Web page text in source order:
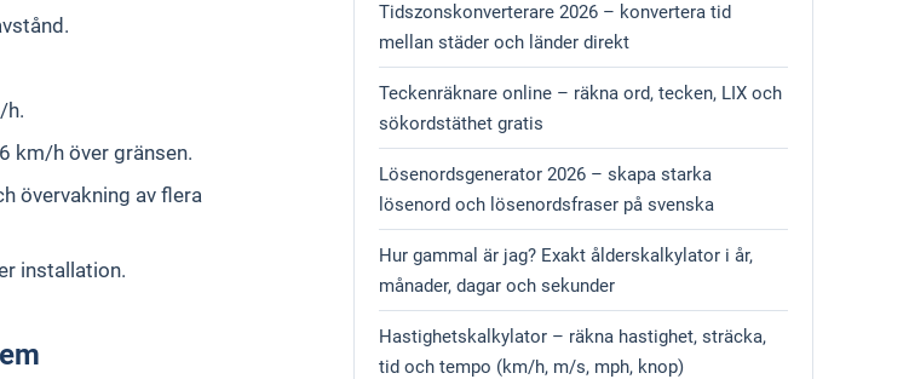
h.
km/h över gränsen.
övervakning av flera
installation.
Tidszonskonverterare 2026 – konvertera tid
mellan städer och länder direkt
Teckenräknare online – räkna ord, tecken, LIX och
sökordstäthet gratis
Lösenordsgenerator 2026 – skapa starka
lösenord och lösenordsfraser på svenska
Hur gammal är jag? Exakt ålderskalkylator i år,
månader, dagar och sekunder
Hastighetskalkylator – räkna hastighet, sträcka,
tid och tempo (km/h, m/s, mph, knop)